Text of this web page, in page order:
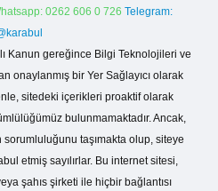
0262 606 0 726 Telegram:
Kanun gereğince Bilgi Teknolojileri ve
onaylanmış bir Yer Sağlayıcı olarak
sitedeki içerikleri proaktif olarak
bulunmamaktadır. Ancak,
sorumluluğunu taşımakta olup, siteye
etmiş sayılırlar. Bu internet sitesi,
şahıs şirketi ile hiçbir bağlantısı